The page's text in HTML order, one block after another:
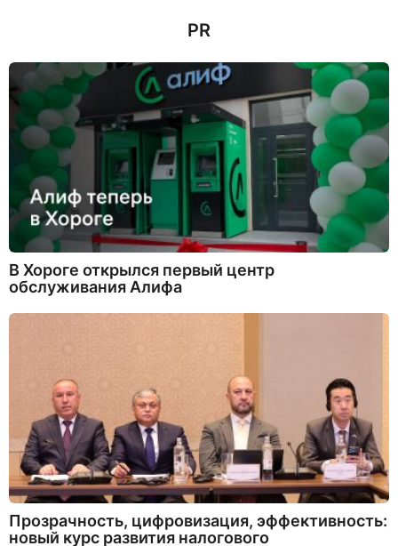
з
д
PR
В Хороге открылся первый центр
обслуживания Алифа
Прозрачность, цифровизация, эффективность:
новый курс развития налогового